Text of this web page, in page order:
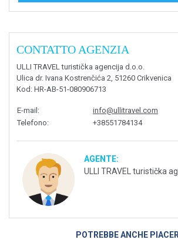
CONTATTO AGENZIA
ULLI TRAVEL turistička agencija d.o.o.
Ulica dr. Ivana Kostrenčića 2, 51260 Crikvenica
Kod : HR-AB-51-080906713
E-mail :
info@ullitravel.com
Telefono: +38551784134
AGENTE:
ULLI TRAVEL turistička
POTREBBE ANCHE